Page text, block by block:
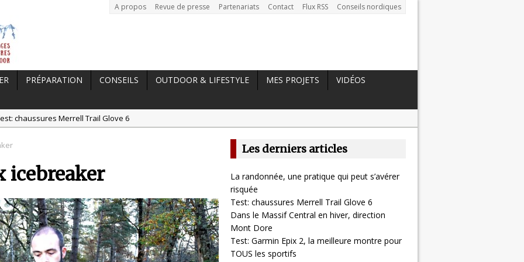
A propos Revue de presse Partenariats Contact Flux RSS Conseils nordiques
PRÉPARATION CONSEILS OUTDOOR & LIFESTYLE MES PROJETS
VIDÉOS
chaussures Merrell Trail Glove 6
chaussures de running Altra Rivera 2
Les derniers articles
La randonnée, une pratique qui peut s’avérer
risquée
Test: chaussures Merrell Trail Glove 6
Dans le Massif Central en hiver, direction
Mont Dore
Test: Garmin Epix 2, la meilleure montre pour
TOUS les sportifs